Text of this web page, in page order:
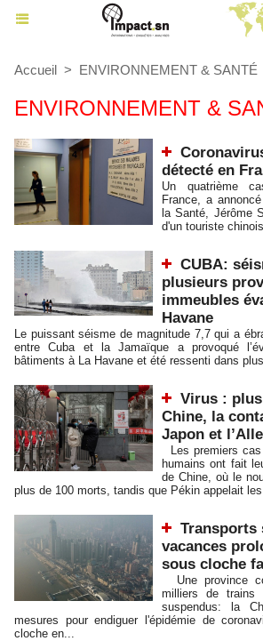
Accueil > ENVIRONNEMENT & SANTÉ
ENVIRONNEMENT &
détecté en
Un quatrième
France, a
la Santé, Jérôme
d'un touriste
CUBA:
plusieurs
immeubles
Havane
Le puissant séisme de magnitude 7,7 qui a
entre Cuba et la Jamaïque a provoqué
bâtiments à La Havane et été ressenti dans
Virus :
Chine, la
Japon et
Les premiers
humains ont fait
de Chine, où le
plus de 100 morts, tandis que Pékin appelait
Transports
vacances
sous cloche
Une province
milliers de trains
suspendus: la
mesures pour endiguer l'épidémie de
cloche en...